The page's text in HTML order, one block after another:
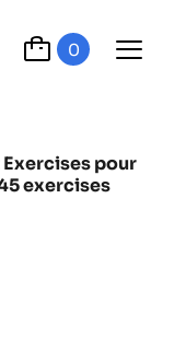
0
Exercises pour
exercises